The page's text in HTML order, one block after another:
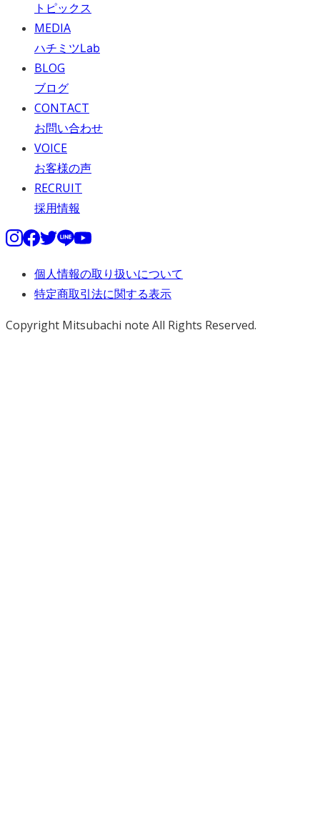
トピックス
MEDIA
ハチミツLab
BLOG
ブログ
CONTACT
お問い合わせ
VOICE
お客様の声
RECRUIT
採用情報
個人情報の取り扱いについて
特定商取引法に関する表示
Copyright Mitsubachi note All Rights Reserved.